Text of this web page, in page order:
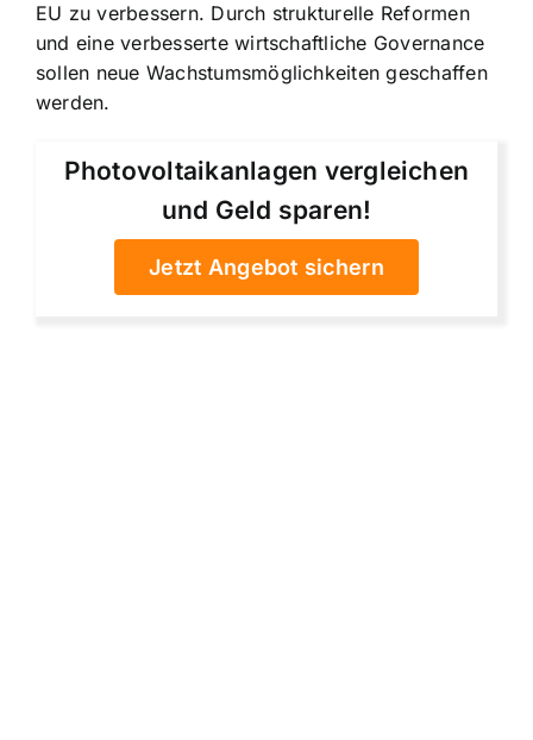
EU zu verbessern. Durch strukturelle Reformen
und eine verbesserte wirtschaftliche Governance
sollen neue Wachstumsmöglichkeiten geschaffen
werden.
Photovoltaikanlagen vergleichen
und Geld sparen!
Jetzt Angebot sichern